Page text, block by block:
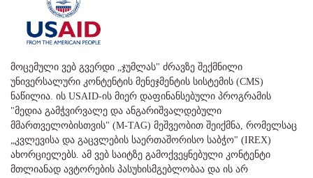
მოცემული ვებ გვერდი „ჯუმლას" ძრავზე შექმნილი
უნივერსალური კონტენტის მენეჯმენტის სისტემის (CMS)
ნაწილია. ის USAID-ის მიერ დაფინანსებული პროგრამის
"მედია გამჭვირვალე და ანგარიშვალდებული
მმართველობისთვის" (M-TAG) მეშვეობით შეიქმნა, რომელსაც
„კვლევისა და გაცვლების საერთაშორისო საბჭო" (IREX)
ახორციელებს. ამ ვებ საიტზე გამოქვეყნებული კონტენტი
მთლიანად ავტორების პასუხისმგებლობაა და ის არ